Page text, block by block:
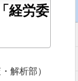
経労委
解析部）